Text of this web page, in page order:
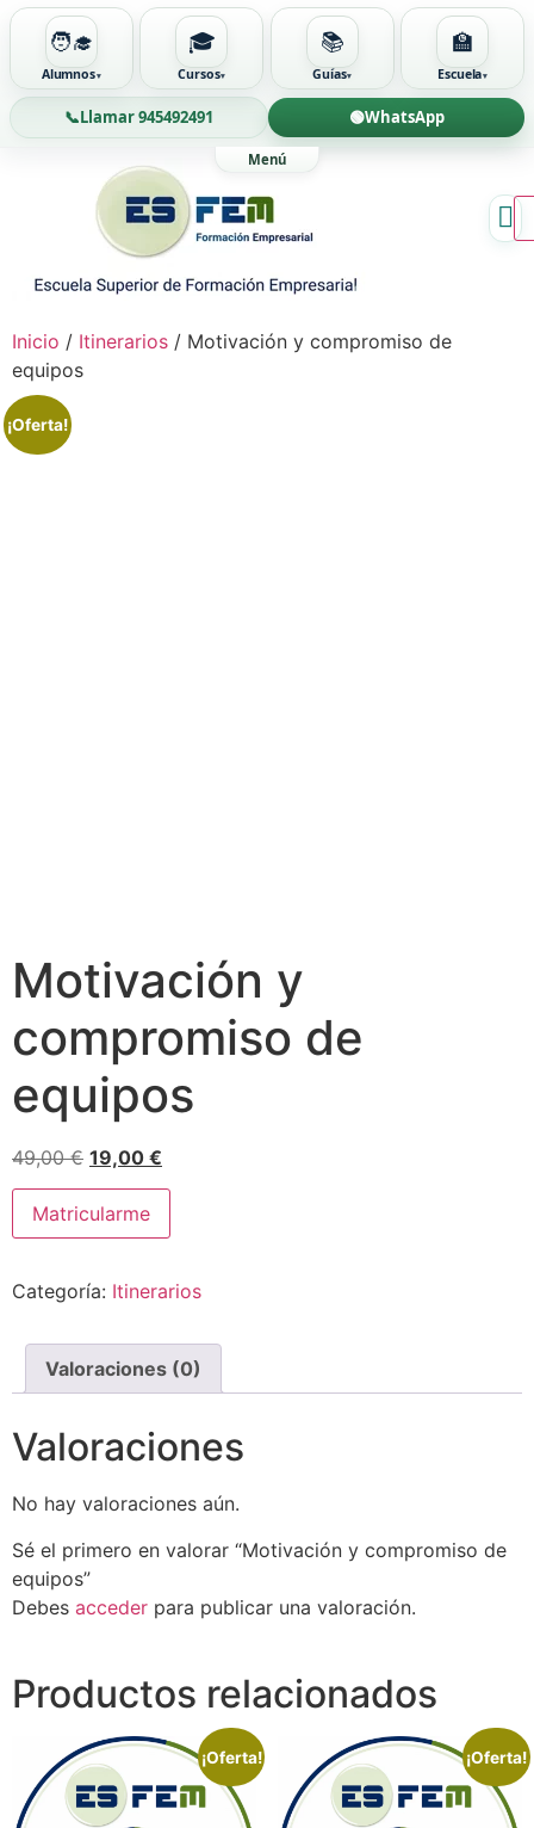
🧑‍🎓
Alumnos
🎓
Cursos
📚
Guías
🏫
Escuela
📞Llamar 945492491 🟢WhatsApp
Inicio / Itinerarios / Motivación y compromiso de
equipos
¡Oferta!
Motivación y
compromiso de
equipos
49,00€ El
precio
original
era:
19,00 €
precio
es:
Motivación
compromiso
cantidad
Matricularme
Categoría: Itinerarios
Valoraciones (0)
Valoraciones
No hay valoraciones aún.
Sé el primero en valorar “Motivación y compromiso de
equipos”
Debes acceder para publicar una valoración.
Productos relacionados
¡Oferta! ¡Oferta!